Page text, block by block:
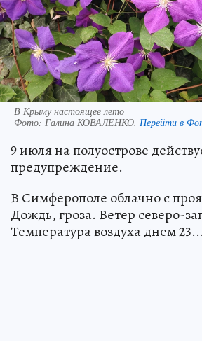
В Крыму настоящее лето
Фото: Галина КОВАЛЕНКО. Перейти в
9 июля на полуострове
предупреждение.
В Симферополе облачно с
Дождь, гроза. Ветер северо-
Температура воздуха днем